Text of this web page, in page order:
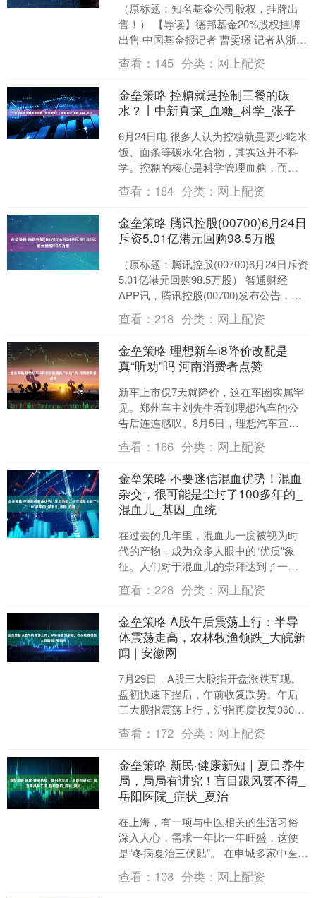
（原标题：知名基金公司股权，挂牌出
售！） 【导读】德邦基金20%股权挂牌
出售 中国基金报记者 曹雯璟 记者从浙江
产权交易所网站获悉，浙江省土产畜产
进出口集团拟转....
查看： 145 分类： 网上配资
金垒策略 控糖就是控制三餐的碳
水？丨中新真探_血糖_科学_张子
6月24日电 很多人认为控糖就是要少吃米
饭、面条等碳水化合物，其实这并不科
学。控糖的核心是科学管理血糖，而非
单纯减少碳水化合物摄入。如果完全不
吃碳水化合物，短期....
查看： 184 分类： 网上配资
金垒策略 腾讯控股(00700)6月24日
斥资5.01亿港元回购98.5万股
（原标题：腾讯控股(00700)6月24日斥资
5.01亿港元回购98.5万股） 智通财经
APP讯，腾讯控股(00700)发布公告，于
2025年6月24日斥资5.....
查看：218 分类： 网上配资
金垒策略 理想新车i8降价改配是
真“听劝”吗 河南消费者点赞
新车上市仅7天就降价，这在车圈实属罕
见。郑州车主刘先生看到理想汽车的公
告后连连感叹。8月5日，理想汽车宣布
对刚刚上市一周的纯电SUV i8进行全系
改配降价，取消....
查看： 166 分类： 网上配资
金垒策略 不要迷信混血优势！混血
杂交，很可能是尘封了100多年的_
混血儿_基因_血统
在过去的几年里，混血儿一度被视为时
代的产物，成为众多人眼中的“优质”象
征。人们对于混血儿的崇拜达到了一个
巅峰，甚至有很多人渴望通过与外国人
结婚，生育所谓的“混血....
查看：228 分类： 网上配资
金垒策略 A股午后震荡上行：半导
体震荡走高，农林牧渔领跌_大皖新
闻 | 安徽网
7月29日，A股三大股指开盘涨跌互现。
盘初快速下挫后，午前收复跌势。午后
三大股指震荡上行，沪指再度收复3600
点关口。 从盘面上看，CRO概念全线爆
发，CPO概....
查看： 172 分类： 网上配资
金垒策略 新民·健康新知｜夏日养生
局，局局有讲究！盲目跟风要不得_
岳阳医院_症状_夏治
在上海，有一项与中医相关的生活习俗
深入人心，需求一年比一年旺盛，这便
是“冬病夏治三伏贴”。 在申城多家中医医
院，近年来三伏贴贴敷的人次都呈现上
升趋势。方寸之间的....
查看： 108 分类： 网上配资